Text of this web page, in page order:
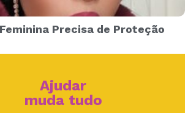
Precisa de Proteção
Ajudar
muda tudo